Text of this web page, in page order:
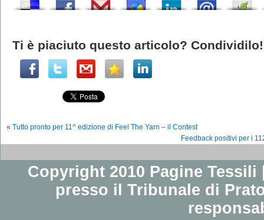
Ti è piaciuto questo articolo? Condividilo!
« Tutto pronto per 11^ edizione di Feel The Yarn – il Contest
Feedback positivi per i
Copyright 2010 Pagine
presso il Tribunale di